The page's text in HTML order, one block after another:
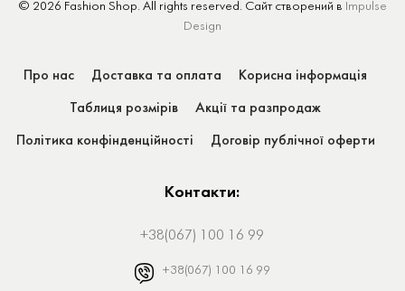
© 2026 Fashion Shop. All rights reserved. Сайт створений в
Impulse
Design
Про нас Доставка та оплата Корисна інформація
Таблиця розмірів Акції та разпродаж
Політика конфінденційності Договір публічної оферти
Контакти:
+38(067) 100 16 99
+38(067) 100 16 99